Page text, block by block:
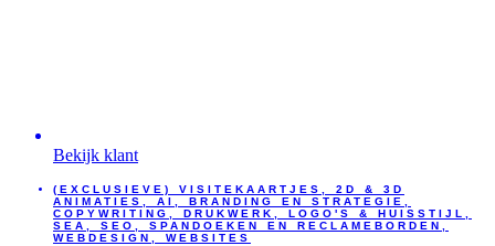
Bekijk klant
(EXCLUSIEVE) VISITEKAARTJES
2D & 3D
ANIMATIES
AI BRANDING EN STRATEGIE
COPYWRITING
DRUKWERK LOGO'S & HUISSTIJL
SEA
SEO SPANDOEKEN EN RECLAMEBORDEN
WEBDESIGN
WEBSITES